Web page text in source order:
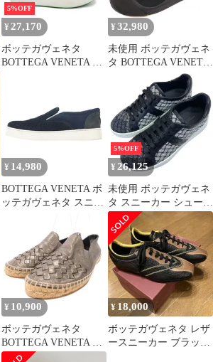
5%OFF
¥ 27,170
ボッテガヴェネタ
BOTTEGA VENETA ス
¥ 32,980
未使用 ボッテガヴェネ
タ BOTTEGA VENETA
スニーカー バルカン ロ
¥ 14,980
BOTTEGA VENETA ボ
ッテガヴェネタ スニー
グレー サイ
ズ:37(24.0cm) / スウェ
ード レザー イントレチ
ャート スニーカー / ス
リッポン 配色 サイドゴ
ア / イタリア製 / ブラ
ンド【レディース】
5%OFF
¥ 26,125
未使用 ボッテガヴェネ
タ スニーカー シューズ
靴 ラメ織りファブリッ
ク レザー シルバー
BOTTEGA VENETA [サ
イズ 34(約21.5cm)] 上
品 高級感 洗練 存在感
モード スタイリッシュ
エレガント
¥ 10,900
ボッテガヴェネタ
BOTTEGA VENETA エ
スパドリーユ スリッポ
¥ 18,000
ボッテガヴェネタ レザ
ースニーカー ブラック